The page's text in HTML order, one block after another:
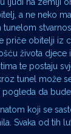
a ne neko
priče obitelji iz
života djece
te postaju
tunel može
da
koji se
Svaka od tih